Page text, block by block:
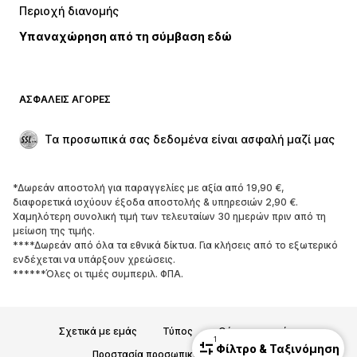
1
Φίλτρο & Ταξινόμηση
Εσώρουχα
Παλτό
Φούστες
Περιστάσεις
Aποκλειστικά
ΠΑΠΟΎΤΣΙΑ
ΝΕΑ
Trending
Sneakers
Μποτάκια
Γόβες και ψηλοτάκουνα
Παντόφλες
Περιοχή διανομής
Υπαναχώρηση από τη σύμβαση εδώ
ΑΣΦΑΛΕΊΣ ΑΓΟΡΈΣ
Τα προσωπικά σας δεδομένα είναι ασφαλή μαζί μας
*Δωρεάν αποστολή για παραγγελίες με αξία από 19,90 €,
διαφορετικά ισχύουν έξοδα αποστολής & υπηρεσιών 2,90 €.
Χαμηλότερη συνολική τιμή των τελευταίων 30 ημερών πριν από τη
μείωση της τιμής.
****Δωρεάν από όλα τα εθνικά δίκτυα. Για κλήσεις από το εξωτερικό
ενδέχεται να υπάρξουν χρεώσεις.
******Όλες οι τιμές συμπεριλ. ΦΠΑ.
Σχετικά με εμάς Τύπος
Θέσεις εργασίας
Προστασία προσωπικών δεδομένων